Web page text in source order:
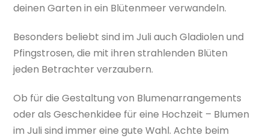
deinen Garten in ein Blütenmeer verwandeln.
Besonders beliebt sind im Juli auch Gladiolen und
Pfingstrosen, die mit ihren strahlenden Blüten
jeden Betrachter verzaubern.
Ob für die Gestaltung von Blumenarrangements
oder als Geschenkidee für eine Hochzeit – Blumen
im Juli sind immer eine gute Wahl. Achte beim